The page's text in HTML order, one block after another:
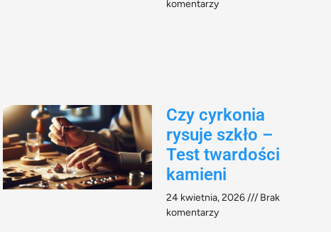
komentarzy
Czy cyrkonia
rysuje szkło –
Test twardości
kamieni​
24 kwietnia, 2026
Brak
komentarzy